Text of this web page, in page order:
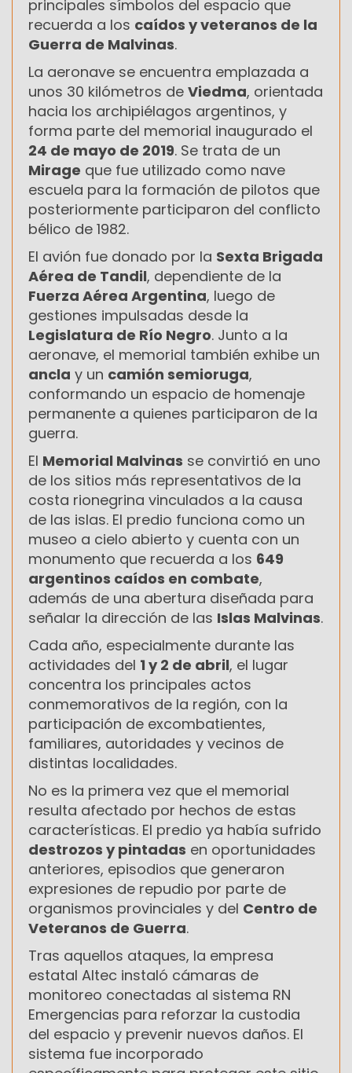
principales símbolos del espacio que
recuerda a los caídos y veteranos de la
Guerra de Malvinas.
La aeronave se encuentra emplazada a
unos 30 kilómetros de Viedma, orientada
hacia los archipiélagos argentinos, y
forma parte del memorial inaugurado el
24 de mayo de 2019. Se trata de un
Mirage que fue utilizado como nave
escuela para la formación de pilotos que
posteriormente participaron del conflicto
bélico de 1982.
El avión fue donado por la Sexta Brigada
Aérea de Tandil, dependiente de la
Fuerza Aérea Argentina, luego de
gestiones impulsadas desde la
Legislatura de Río Negro. Junto a la
aeronave, el memorial también exhibe un
ancla y un camión semioruga,
conformando un espacio de homenaje
permanente a quienes participaron de la
guerra.
El Memorial Malvinas se convirtió en uno
de los sitios más representativos de la
costa rionegrina vinculados a la causa
de las islas. El predio funciona como un
museo a cielo abierto y cuenta con un
monumento que recuerda a los 649
argentinos caídos en combate,
además de una abertura diseñada para
señalar la dirección de las Islas Malvinas.
Cada año, especialmente durante las
actividades del 1 y 2 de abril, el lugar
concentra los principales actos
conmemorativos de la región, con la
participación de excombatientes,
familiares, autoridades y vecinos de
distintas localidades.
No es la primera vez que el memorial
resulta afectado por hechos de estas
características. El predio ya había sufrido
destrozos y pintadas en oportunidades
anteriores, episodios que generaron
expresiones de repudio por parte de
organismos provinciales y del Centro de
Veteranos de Guerra.
Tras aquellos ataques, la empresa
estatal Altec instaló cámaras de
monitoreo conectadas al sistema RN
Emergencias para reforzar la custodia
del espacio y prevenir nuevos daños. El
sistema fue incorporado